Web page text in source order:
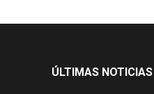
ÚLTIMAS NOTICIAS